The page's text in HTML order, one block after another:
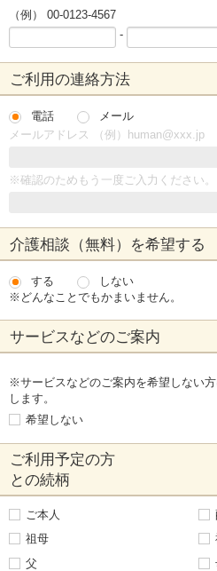
（例） 00-0123-4567
-
ご利用の連絡方法
電話
メール
メールアドレス （例）human@xxx.jp
※確認のためもう一度ご入力ください。
介護相談（無料） を希望する
する
しない
※どんなことでもかまいません。
サービスなどのご案内
※サービスなどのご案内を希望しない
します。
希望しない
ご利用予定の方
との続柄
ご本人
祖母
父